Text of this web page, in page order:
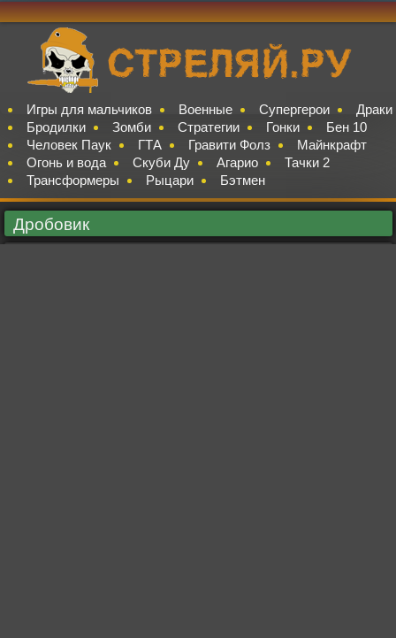
Игры для мальчиков Военные Супергерои
Драки
Бродилки
Зомби Стратегии Гонки
Бен 10
Человек Паук
ГТА Гравити Фолз
Майнкрафт
Огонь и вода
Скуби Ду Агарио
Тачки 2
Трансформеры
Рыцари Бэтмен
Дробовик